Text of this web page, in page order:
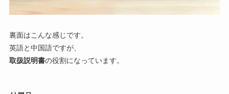
裏面はこんな感じです。
英語と中国語ですが、
取扱説明書の役割になっています。